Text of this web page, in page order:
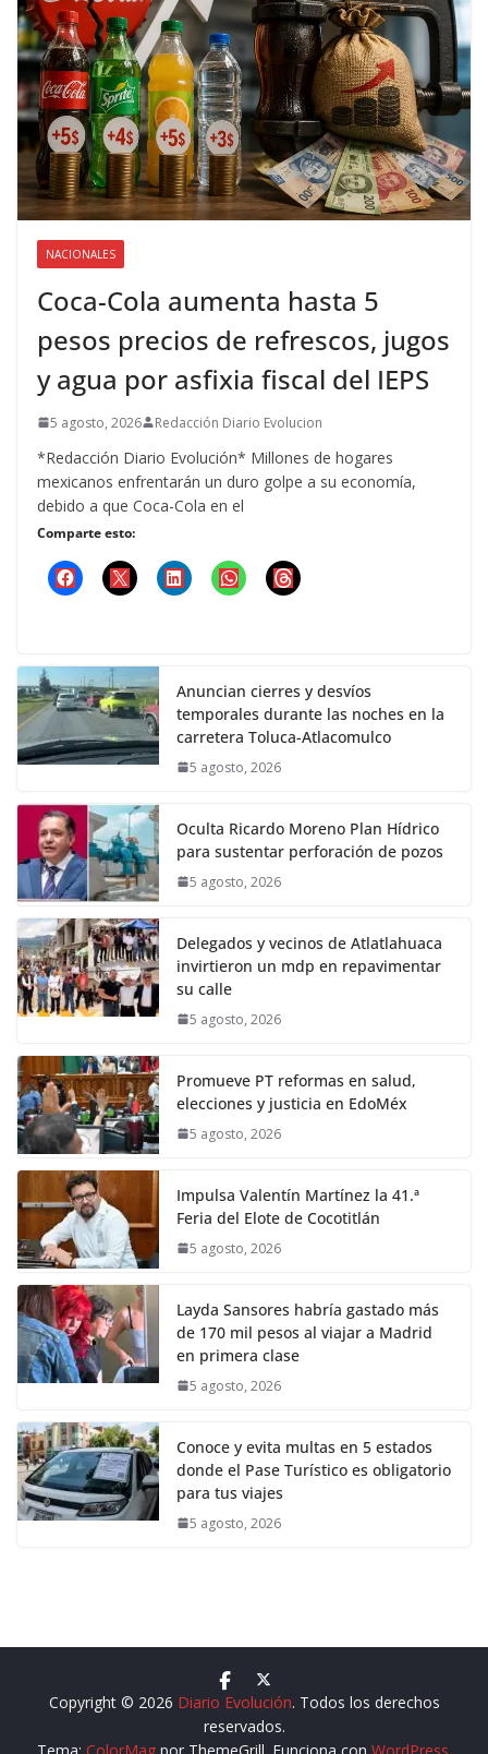
NACIONALES
Coca-Cola aumenta hasta 5
pesos precios de refrescos, jugos
y agua por asfixia fiscal del IEPS
5 agosto, 2026 Redacción Diario Evolucion
*Redacción Diario Evolución* Millones de hogares
mexicanos enfrentarán un duro golpe a su economía,
debido a que Coca-Cola en el
Comparte esto:
Anuncian cierres y desvíos
temporales durante las noches en la
carretera Toluca-Atlacomulco
5 agosto, 2026
Oculta Ricardo Moreno Plan Hídrico
para sustentar perforación de pozos
5 agosto, 2026
Delegados y vecinos de Atlatlahuaca
invirtieron un mdp en repavimentar
su calle
5 agosto, 2026
Promueve PT reformas en salud,
elecciones y justicia en EdoMéx
5 agosto, 2026
Impulsa Valentín Martínez la 41.ª
Feria del Elote de Cocotitlán
5 agosto, 2026
Layda Sansores habría gastado más
de 170 mil pesos al viajar a Madrid
en primera clase
5 agosto, 2026
Conoce y evita multas en 5 estados
donde el Pase Turístico es obligatorio
para tus viajes
5 agosto, 2026
Copyright © 2026 Diario Evolución. Todos los derechos
reservados.